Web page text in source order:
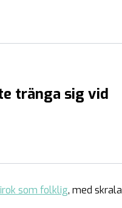
tränga sig vid
som folklig, med skrala